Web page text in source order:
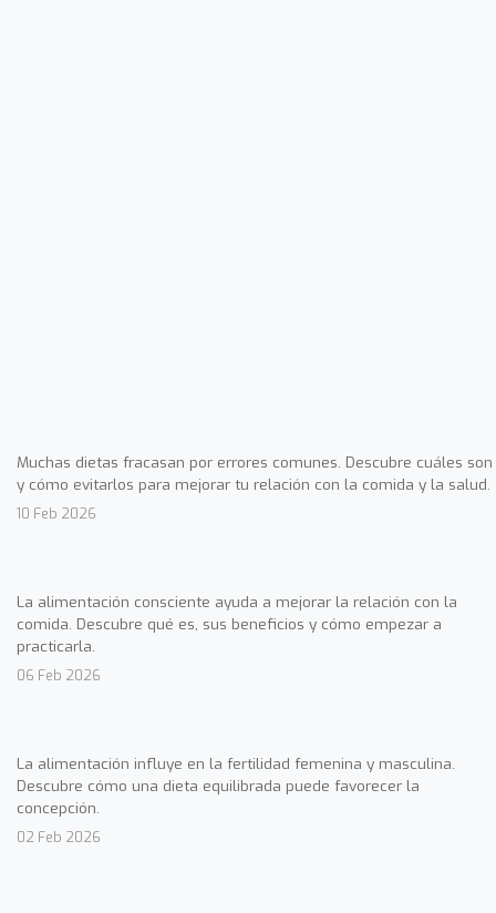
Muchas dietas fracasan por errores comunes. Descubre cuáles son
y cómo evitarlos para mejorar tu relación con la comida y la salud.
10 Feb 2026
La alimentación consciente ayuda a mejorar la relación con la
comida. Descubre qué es, sus beneficios y cómo empezar a
practicarla.
06 Feb 2026
La alimentación influye en la fertilidad femenina y masculina.
Descubre cómo una dieta equilibrada puede favorecer la
concepción.
02 Feb 2026